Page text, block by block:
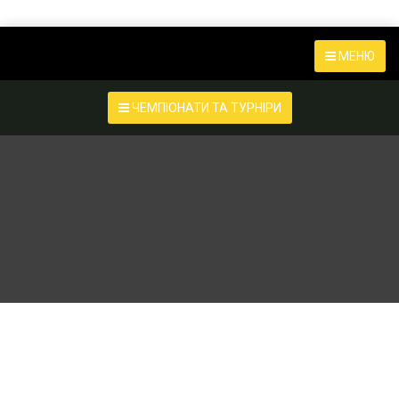
МЕНЮ
ЧЕМПІОНАТИ ТА ТУРНІРИ